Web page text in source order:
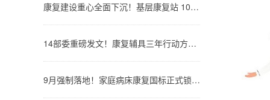
康复建设重心全面下沉！基层康复站 100% 覆盖，县域康养融合迎来爆发期
14部委重磅发文！康复辅具三年行动方案出炉，脑机外骨骼纳入重点攻坚赛道
9月强制落地！家庭病床康复国标正式锁定红线，AI 康复不可无人自主诊疗